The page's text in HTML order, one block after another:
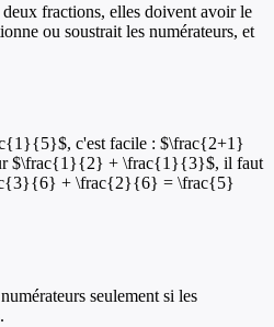
fractions, elles doivent avoir le
ou soustrait les numérateurs, et
c'est facile : $\frac{2+1}
$\frac{1}{2} + \frac{1}{3}$, il faut
+ \frac{2}{6} = \frac{5}
seulement si les